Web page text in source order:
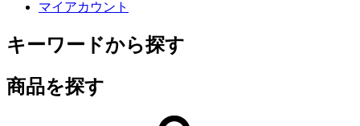
マイアカウント
キーワードから探す
商品を探す